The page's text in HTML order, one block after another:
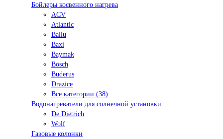
Бойлеры косвенного нагрева
ACV
Atlantic
Ballu
Baxi
Baymak
Bosch
Buderus
Drazice
Все категории (38)
Водонагреватели для солнечной установки
De Dietrich
Wolf
Газовые колонки